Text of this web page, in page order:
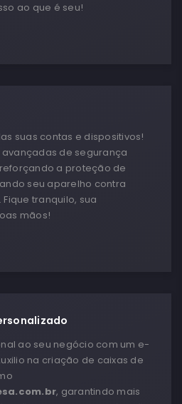
ao que é seu!
suas contas e dispositivos!
de segurança
a proteção de
seu aparelho contra
tranquilo, sua
mãos!
ao seu negócio com um e-
na criação de caixas de
, garantindo mais